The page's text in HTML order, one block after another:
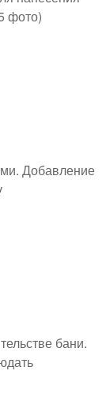
фото)
Добавление
бани.